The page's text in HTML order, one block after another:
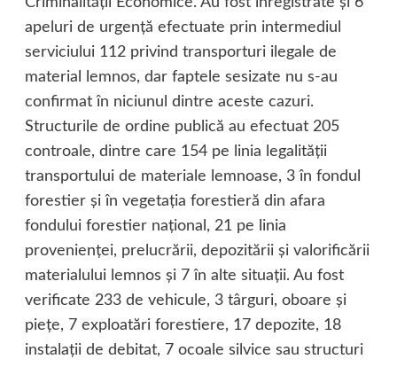
apeluri de urgenţă efectuate prin intermediul
serviciului 112 privind transporturi ilegale de
material lemnos, dar faptele sesizate nu s-au
confirmat în niciunul dintre aceste cazuri.
Structurile de ordine publică au efectuat 205
controale, dintre care 154 pe linia legalităţii
transportului de materiale lemnoase, 3 în fondul
forestier şi în vegetaţia forestieră din afara
fondului forestier naţional, 21 pe linia
provenienţei, prelucrării, depozitării şi valorificării
materialului lemnos şi 7 în alte situaţii. Au fost
verificate 233 de vehicule, 3 târguri, oboare şi
pieţe, 7 exploatări forestiere, 17 depozite, 18
instalaţii de debitat, 7 ocoale silvice sau structuri